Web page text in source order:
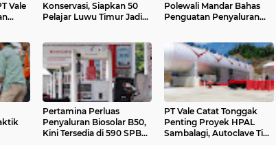
Vale
Konservasi, Siapkan 50
Pelajar Luwu Timur Jadi
Polewali Mandar Bahas
Penguatan Penyaluran
Pertamina Perluas
Penyaluran Biosolar B50,
Kini Tersedia di 590 SPBU
PT Vale Catat Tonggak
Penting Proyek HPAL
Sambalagi, Autoclave Tiba